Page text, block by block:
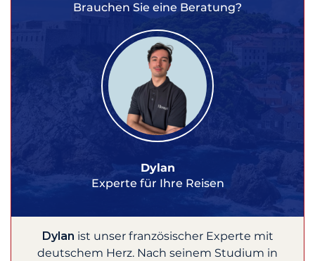
Brauchen Sie eine Beratung?
Dylan
Experte für Ihre Reisen
Dylan ist unser französischer Experte mit
deutschem Herz. Nach seinem Studium in